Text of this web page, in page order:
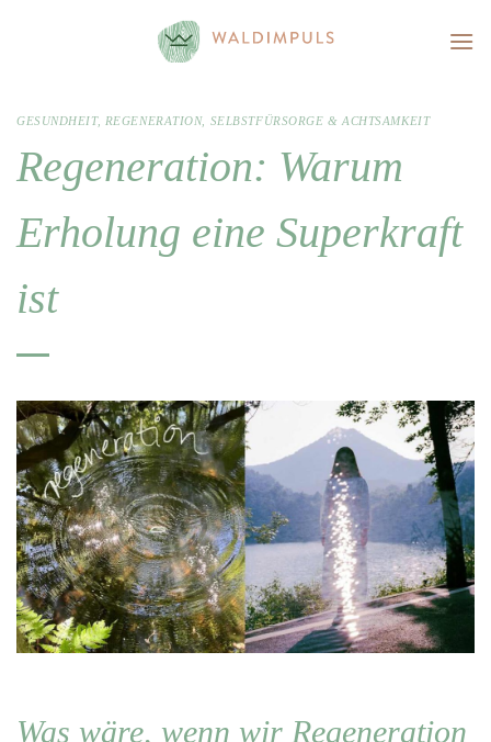
GESUNDHEIT, REGENERATION, SELBSTFÜRSORGE & ACHTSAMKEIT
Regeneration: Warum
Erholung eine Superkraft
ist
Was wäre, wenn wir Regeneration